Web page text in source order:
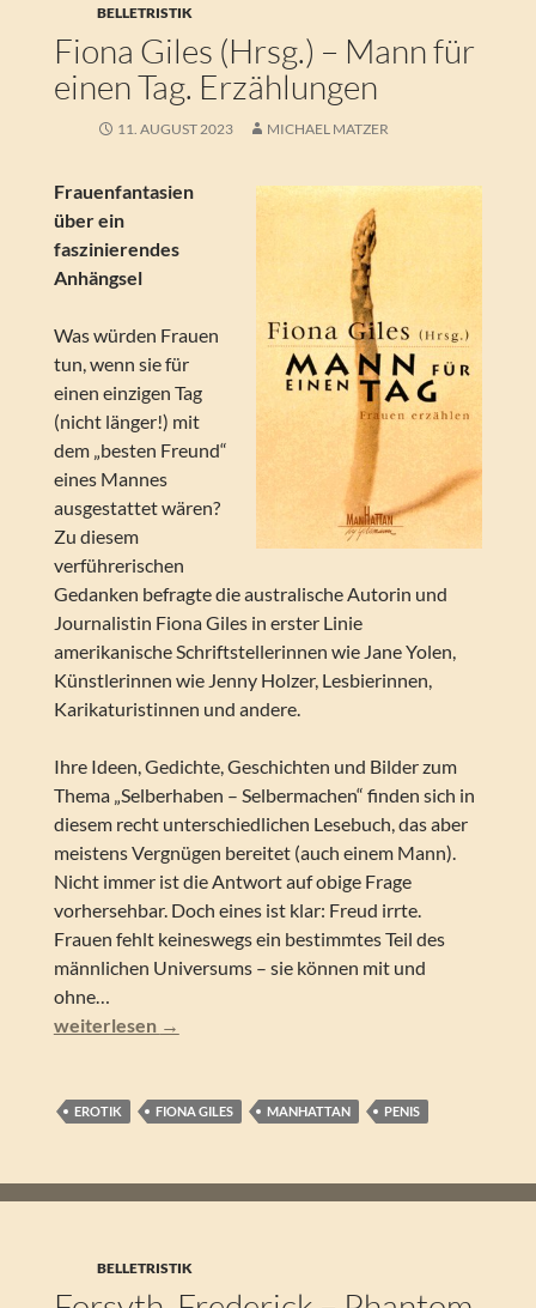
BELLETRISTIK
Fiona Giles (Hrsg.) – Mann für
einen Tag. Erzählungen
11. AUGUST 2023 MICHAEL MATZER
Frauenfantasien
über ein
faszinierendes
Anhängsel
Was würden Frauen
tun, wenn sie für
einen einzigen Tag
(nicht länger!) mit
dem „besten Freund“
eines Mannes
ausgestattet wären?
Zu diesem
verführerischen
Gedanken befragte die australische Autorin und
Journalistin Fiona Giles in erster Linie
amerikanische Schriftstellerinnen wie Jane Yolen,
Künstlerinnen wie Jenny Holzer, Lesbierinnen,
Karikaturistinnen und andere.
Ihre Ideen, Gedichte, Geschichten und Bilder zum
Thema „Selberhaben – Selbermachen“ finden sich in
diesem recht unterschiedlichen Lesebuch, das aber
meistens Vergnügen bereitet (auch einem Mann).
Nicht immer ist die Antwort auf obige Frage
vorhersehbar. Doch eines ist klar: Freud irrte.
Frauen fehlt keineswegs ein bestimmtes Teil des
männlichen Universums – sie können mit und
ohne…
Fiona Giles (Hrsg.) – Mann für einen Tag. Erzählungen
weiterlesen →
EROTIK FIONA GILES MANHATTAN PENIS
BELLETRISTIK